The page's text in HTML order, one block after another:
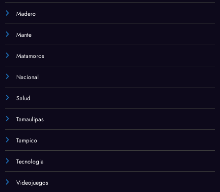
Madero
Mante
Matamoros
Nacional
Salud
Tamaulipas
Tampico
Tecnologia
Videojuegos